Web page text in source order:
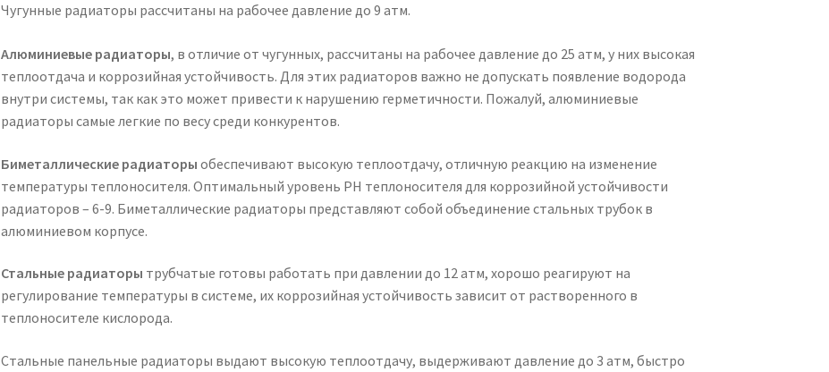
Чугунные радиаторы рассчитаны на рабочее давление до 9 атм.
Алюминиевые радиаторы, в отличие от чугунных, рассчитаны на рабочее давление до 25 атм, у них высокая
теплоотдача и коррозийная устойчивость. Для этих радиаторов важно не допускать появление водорода
внутри системы, так как это может привести к нарушению герметичности. Пожалуй, алюминиевые
радиаторы самые легкие по весу среди конкурентов.
Биметаллические радиаторы обеспечивают высокую теплоотдачу, отличную реакцию на изменение
температуры теплоносителя. Оптимальный уровень PH теплоносителя для коррозийной устойчивости
радиаторов – 6-9. Биметаллические радиаторы представляют собой объединение стальных трубок в
алюминиевом корпусе.
Стальные радиаторы трубчатые готовы работать при давлении до 12 атм, хорошо реагируют на
регулирование температуры в системе, их коррозийная устойчивость зависит от растворенного в
теплоносителе кислорода.
Стальные панельные радиаторы выдают высокую теплоотдачу, выдерживают давление до 3 атм, быстро